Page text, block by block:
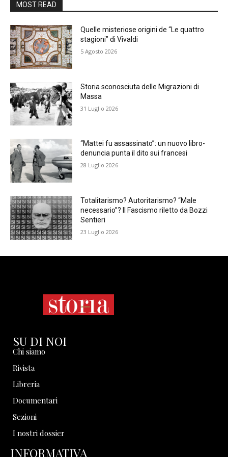
MOST READ
Quelle misteriose origini de “Le quattro
stagioni” di Vivaldi
5 Agosto 2026
Storia sconosciuta delle Migrazioni di
Massa
31 Luglio 2026
“Mattei fu assassinato”: un nuovo libro-
denuncia punta il dito sui francesi
28 Luglio 2026
Totalitarismo? Autoritarismo? “Male
necessario”? Il Fascismo riletto da Bozzi
Sentieri
23 Luglio 2026
SU DI NOI
Chi siamo
Rivista
Libreria
Documentari
Sezioni
I nostri dossier
INFORMATIVA